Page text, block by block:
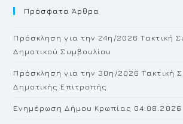
Πρόσφατα Άρθρα
Πρόσκληση για την 24η/2026 Τακτική
Δημοτικού Συμβουλίου
Πρόσκληση για την 30η/2026 Τακτική
Δημοτικής Επιτροπής
Ενημέρωση Δήμου Κρωπίας 04.08.2026